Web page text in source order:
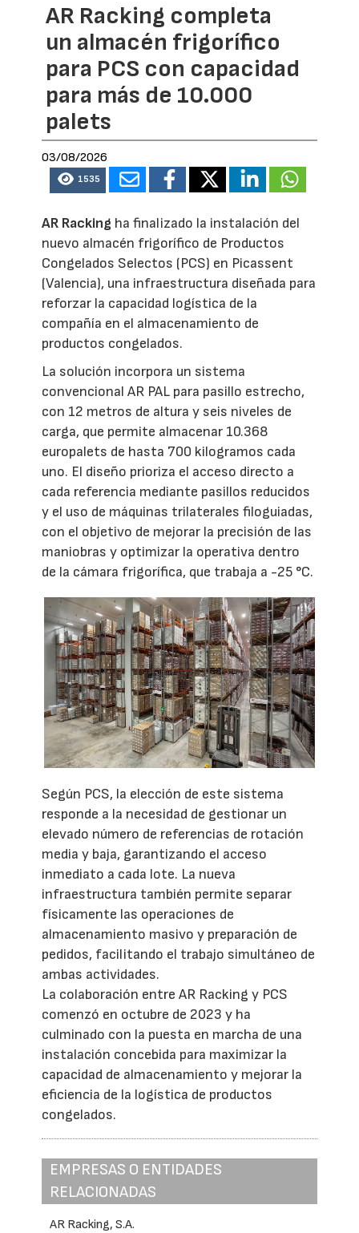
AR Racking completa
un almacén frigorífico
para PCS con capacidad
para más de 10.000
palets
03/08/2026
1535
AR Racking ha finalizado la instalación del
nuevo almacén frigorífico de Productos
Congelados Selectos (PCS) en Picassent
(Valencia), una infraestructura diseñada para
reforzar la capacidad logística de la
compañía en el almacenamiento de
productos congelados.
La solución incorpora un sistema
convencional AR PAL para pasillo estrecho,
con 12 metros de altura y seis niveles de
carga, que permite almacenar 10.368
europalets de hasta 700 kilogramos cada
uno. El diseño prioriza el acceso directo a
cada referencia mediante pasillos reducidos
y el uso de máquinas trilaterales filoguiadas,
con el objetivo de mejorar la precisión de las
maniobras y optimizar la operativa dentro
de la cámara frigorífica, que trabaja a -25 °C.
Según PCS, la elección de este sistema
responde a la necesidad de gestionar un
elevado número de referencias de rotación
media y baja, garantizando el acceso
inmediato a cada lote. La nueva
infraestructura también permite separar
físicamente las operaciones de
almacenamiento masivo y preparación de
pedidos, facilitando el trabajo simultáneo de
ambas actividades.
La colaboración entre AR Racking y PCS
comenzó en octubre de 2023 y ha
culminado con la puesta en marcha de una
instalación concebida para maximizar la
capacidad de almacenamiento y mejorar la
eficiencia de la logística de productos
congelados.
EMPRESAS O ENTIDADES
RELACIONADAS
AR Racking, S.A.